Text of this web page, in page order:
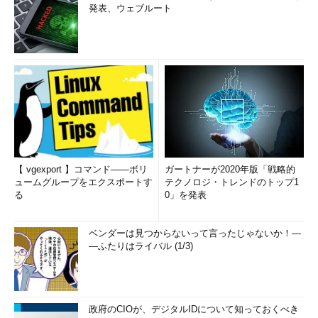
発表、ウェブルート
【 vgexport 】コマンド――ボリ
ュームグループをエクスポートす
る
ガートナーが2020年版「戦略的
テクノロジ・トレンドのトップ1
0」を発表
ベンダーは見つからないって言ったじゃないか！―
―ふたりはライバル (1/3)
政府のCIOが、デジタルIDについて知っておくべき